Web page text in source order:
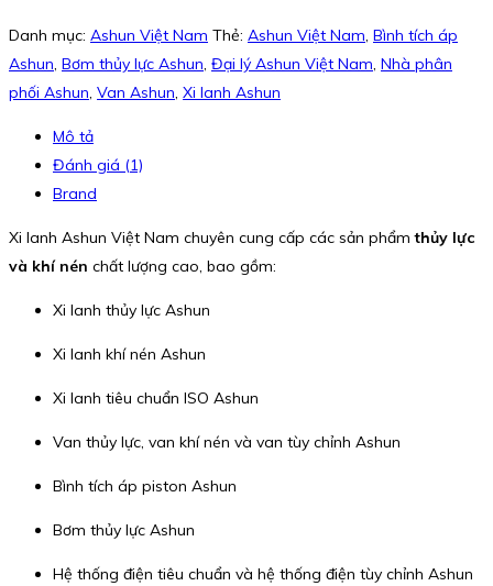
Danh mục: Ashun Việt Nam Thẻ: Ashun Việt Nam, Bình tích áp
Ashun, Bơm thủy lực Ashun, Đại lý Ashun Việt Nam, Nhà phân
phối Ashun, Van Ashun, Xi lanh Ashun
Mô tả
Đánh giá (1)
Brand
Xi lanh Ashun Việt Nam chuyên cung cấp các sản phẩmthủy lực
và khí nén chất lượng cao, bao gồm:
Xi lanh thủy lực Ashun
Xi lanh khí nén Ashun
Xi lanh tiêu chuẩn ISO Ashun
Van thủy lực, van khí nén và van tùy chỉnh Ashun
Bình tích áp piston Ashun
Bơm thủy lực Ashun
Hệ thống điện tiêu chuẩn và hệ thống điện tùy chỉnh Ashun